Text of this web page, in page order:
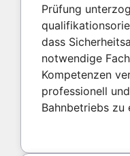
Prüfung
dass
notwendige
Kompetenzen
professionell
Bahnbetriebs zu